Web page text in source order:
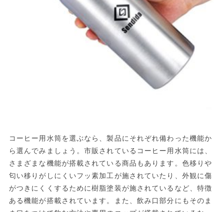
コーヒー用水筒を選ぶなら、製品にそれぞれ備わった機能か
ら選んでみましょう。市販されているコーヒー用水筒には、
さまざまな機能が搭載されている商品もあります。色移りや
匂い移りがしにくいフッ素加工が施されていたり、外観に傷
がつきにくくするために樹脂塗装が施されているなど、特徴
ある機能が搭載されています。また、飲み口部分にもそのま